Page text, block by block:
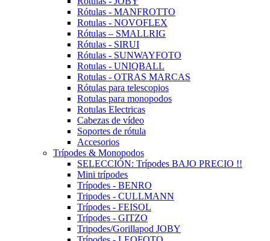
Rótulas - MANFROTTO
Rotulas - NOVOFLEX
Rótulas – SMALLRIG
Rótulas - SIRUI
Rótulas - SUNWAYFOTO
Rotulas - UNIQBALL
Rotulas - OTRAS MARCAS
Rótulas para telescopios
Rotulas para monopodos
Rotulas Electricas
Cabezas de vídeo
Soportes de rótula
Accesorios
Trípodes & Monopodos
SELECCIÓN: Trípodes BAJO PRECIO !!
Mini trípodes
Trípodes - BENRO
Tripodes - CULLMANN
Trípodes - FEISOL
Trípodes - GITZO
Tripodes/Gorillapod JOBY